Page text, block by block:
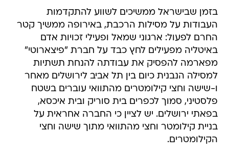
בזמן שבישראל ממשיכים לשווע להתקדמות
העבודות על מסילות הרכבת, באירופה ממשיך קטר
החרם לפעול: ארגוני שמאל ופעילי זכויות אדם
באיטליה מפעילים לחץ כבד על חברת "פיצארוטי"
מפארמה להפסיק את עבודתה להנחת תשתיות
למסילה הנבנית כיום בין תל אביב לירושלים מאחר
ו-שישה וחצי קילומטרים מהתוואי עוברים בשטח
פלסטיני, סמוך לכפרים בית סוריק ובית איכסא,
בפאתי ירושלים. יש לציין כי החברה אחראית על
בניית קילומטר וחצי מהתוואי מתוך שישה וחצי
הקילומטרים.